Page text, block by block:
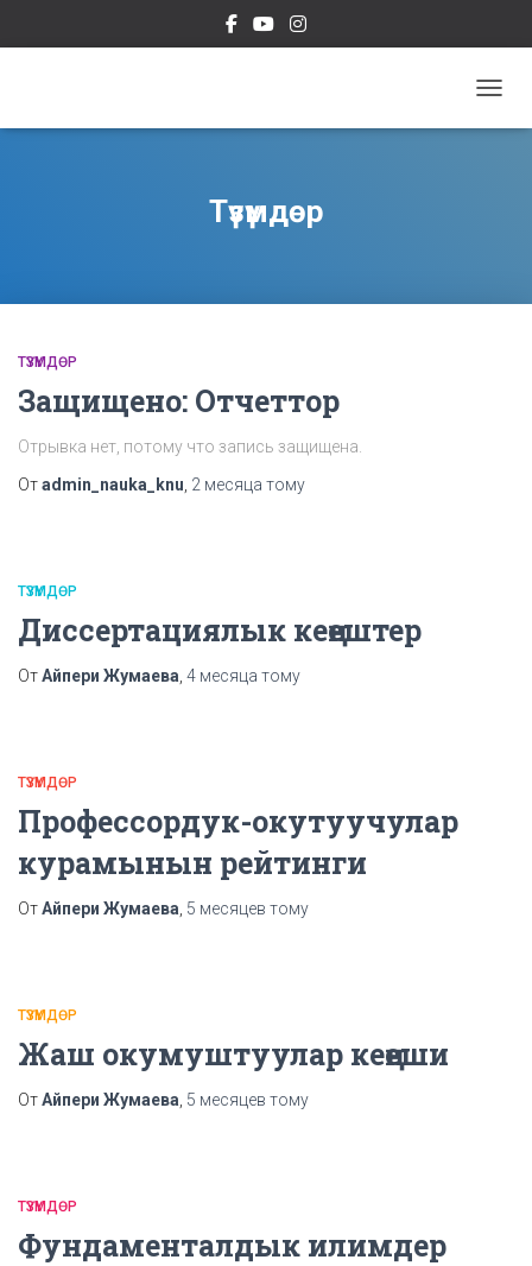
Түзүмдөр
ТҮЗҮМДӨР
Защищено: Отчеттор
Отрывка нет, потому что запись защищена.
Отadmin_nauka_knu 2 месяца тому
ТҮЗҮМДӨР
Диссертациялык кеңештер
ОтАйпери Жумаева 4 месяца тому
ТҮЗҮМДӨР
Профессордук-окутуучулар
курамынын рейтинги
ОтАйпери Жумаева 5 месяцев тому
ТҮЗҮМДӨР
Жаш окумуштуулар кеңеши
ОтАйпери Жумаева 5 месяцев тому
ТҮЗҮМДӨР
Фундаменталдык илимдер